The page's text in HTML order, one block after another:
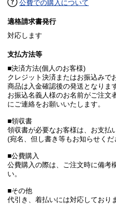
公費での購入について
適格請求書発行
対応します
支払方法等
■決済方法(個人のお客様)
クレジット決済またはお振込みで
商品は入金確認後の発送となりま
お振込名義人様のお名前がご注文
にご連絡をお願いいたします。
■領収書
領収書が必要なお客様は、お支払
(宛名、但し書き等もお知らせくだ
■公費購入
公費購入の際は、ご注文時に備考
い。
■その他
代引き、着払いには対応しており